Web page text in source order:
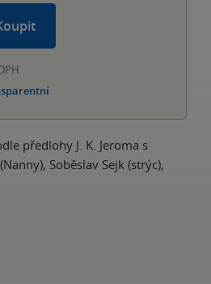
předlohy J. K. Jeroma s
Soběslav Sejk (strýc),